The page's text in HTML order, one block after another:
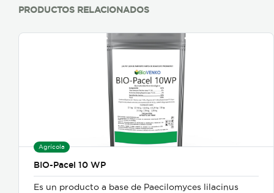
PRODUCTOS RELACIONADOS
Agrícola
BIO-Pacel 10 WP
Es un producto a base de Paecilomyces lilacinus